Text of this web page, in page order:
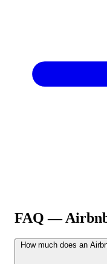
FAQ —
How much does an